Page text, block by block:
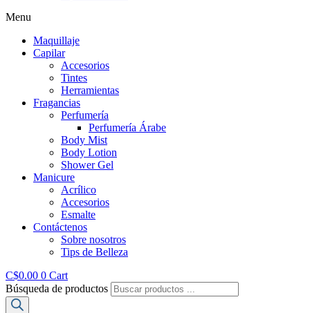
Menu
Maquillaje
Capilar
Accesorios
Tintes
Herramientas
Fragancias
Perfumería
Perfumería Árabe
Body Mist
Body Lotion
Shower Gel
Manicure
Acrílico
Accesorios
Esmalte
Contáctenos
Sobre nosotros
Tips de Belleza
C$0.00 0 Cart
Búsqueda de productos